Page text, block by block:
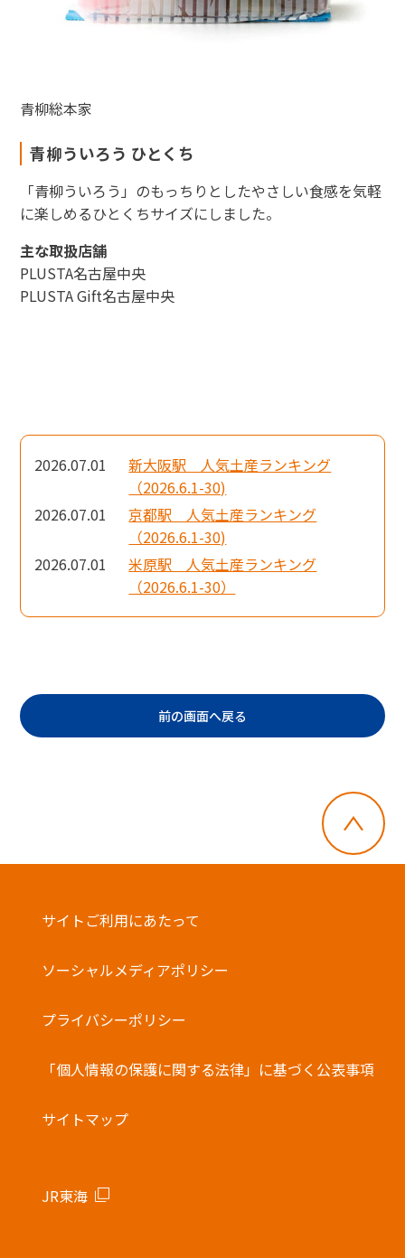
青柳総本家
青柳ういろう ひとくち
「青柳ういろう」のもっちりとしたやさしい食感を気軽
に楽しめるひとくちサイズにしました。
主な取扱店舗
PLUSTA名古屋中央
PLUSTA Gift名古屋中央
2026.07.01
新大阪駅 人気土産ランキング
（2026.6.1-30)
2026.07.01
京都駅 人気土産ランキング
（2026.6.1-30)
2026.07.01
米原駅 人気土産ランキング
（2026.6.1-30）
前の画面へ戻る
サイトご利用にあたって
ソーシャルメディアポリシー
プライバシーポリシー
「個人情報の保護に関する法律」に基づく公表事項
サイトマップ
JR東海